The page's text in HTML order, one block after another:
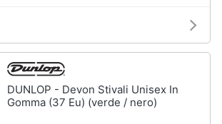
DUNLOP - Devon Stivali Unisex In
Gomma (37 Eu) (verde / nero)